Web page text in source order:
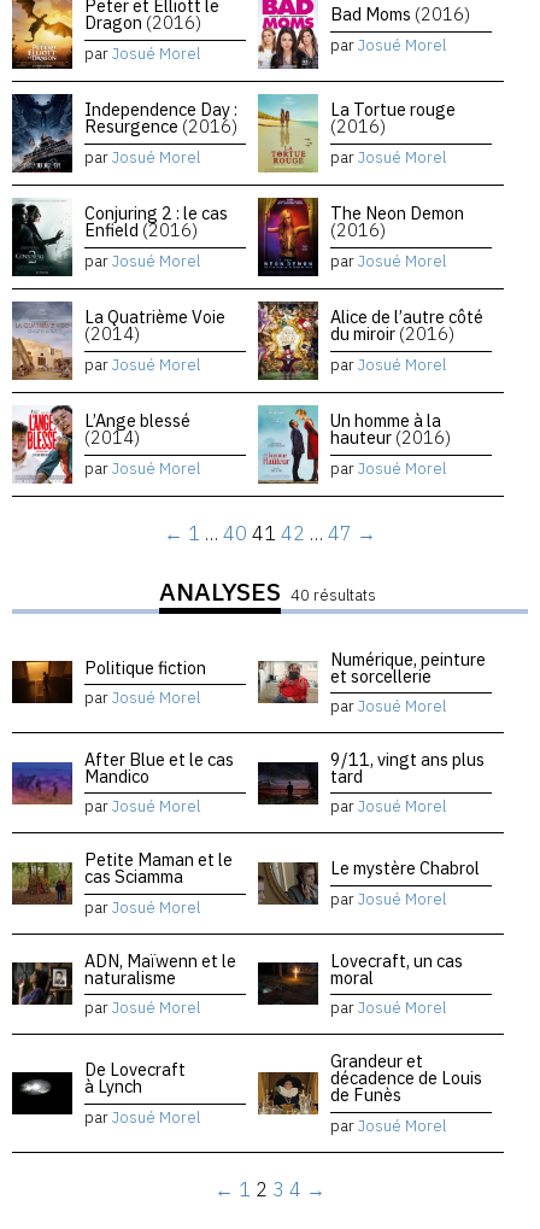
Peter et Elliott le
Dragon (2016)
parJosué Morel
Bad Moms (2016)
parJosué Morel
Independence Day :
Resurgence (2016)
parJosué Morel
La Tortue rouge
(2016)
parJosué Morel
Conjuring 2 : le cas
Enfield (2016)
parJosué Morel
The Neon Demon
(2016)
parJosué Morel
La Quatrième Voie
(2014)
parJosué Morel
Alice de l’autre côté
du miroir (2016)
parJosué Morel
L’Ange blessé
(2014)
parJosué Morel
Un homme à la
hauteur (2016)
parJosué Morel
← 1 … 40 41 42 … 47 →
ANALYSES 40 résultats
Politique fiction
parJosué Morel
Numérique, peinture
et sorcellerie
parJosué Morel
After Blue et le cas
Mandico
parJosué Morel
9/11, vingt ans plus
tard
parJosué Morel
Petite Maman et le
cas Sciamma
parJosué Morel
Le mystère Chabrol
parJosué Morel
ADN, Maïwenn et le
naturalisme
parJosué Morel
Lovecraft, un cas
moral
parJosué Morel
De Lovecraft
à Lynch
parJosué Morel
Grandeur et
décadence de Louis
de Funès
parJosué Morel
← 1 2 3 4 →